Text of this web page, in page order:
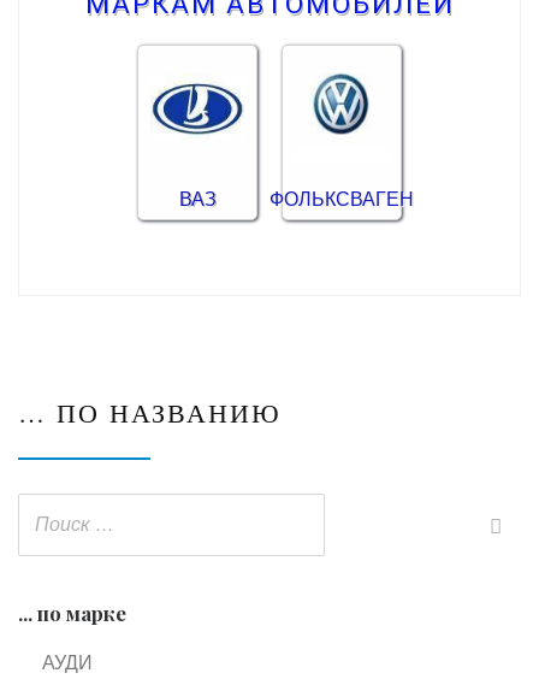
ВАЗ ФОЛЬКСВАГЕН
… ПО НАЗВАНИЮ
... по марке
АУДИ